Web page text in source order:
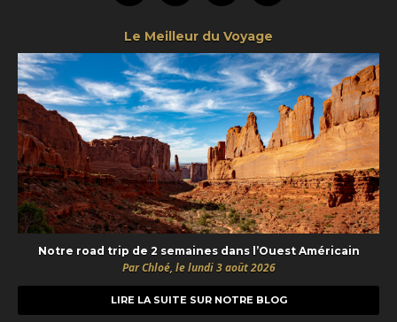
Le Meilleur du Voyage
Notre road trip de 2 semaines dans l’Ouest Américain
Par Chloé, le lundi 3 août 2026
LIRE LA SUITE SUR NOTRE BLOG